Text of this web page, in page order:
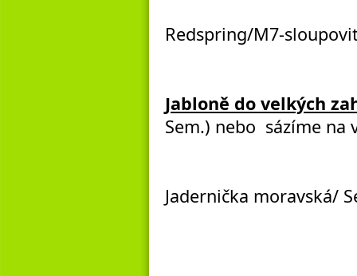
Redspring/M7-
Jabloně do velkých
Sem.) nebo sázíme na
Jadernička moravská/